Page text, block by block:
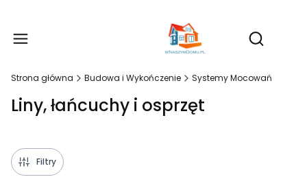
Otwórz
Strona główna Budowa i Wykończenie Systemy Mocowań
Liny, łańcuchy i osprzęt
Filtry